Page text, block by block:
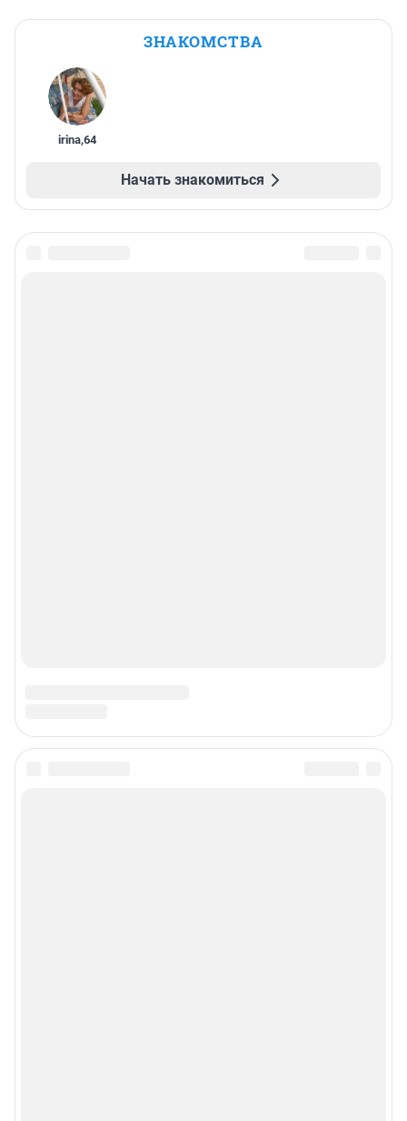
ЗНАКОМСТВА
irina,64
Начать знакомиться